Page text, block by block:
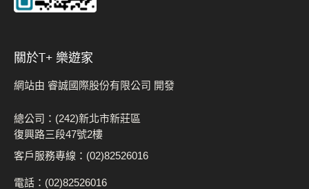
關於t+ 樂遊家
網站由 睿誠國際股份有限公司 開發
總公司：(242)新北市新莊區
復興路三段47號2樓
客戶服務專線：(02)82526016
電話：(02)82526016